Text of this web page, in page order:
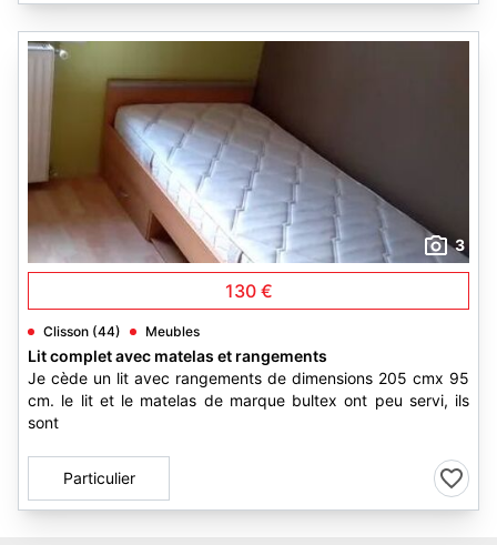
3
130 €
Clisson (44) Meubles
Lit complet avec matelas et rangements
Je cède un lit avec rangements de dimensions 205 cmx 95
cm. le lit et le matelas de marque bultex ont peu servi, ils
sont
Particulier